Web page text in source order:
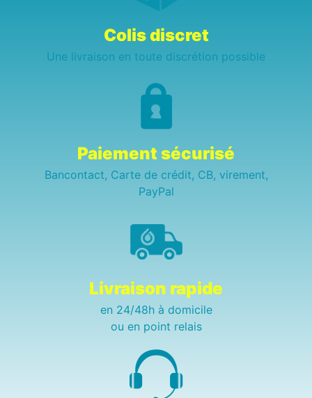
Colis discret
Une livraison en toute discrétion possible
Paiement sécurisé
Bancontact, Carte de crédit, CB, virement,
PayPal
Livraison rapide
en 24/48h à domicile
ou en point relais